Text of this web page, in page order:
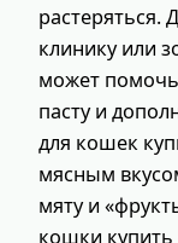
растеряться.
клинику или
может
пасту и
для кошек
мясным
мяту и
кошки